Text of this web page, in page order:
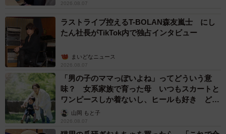
2026.08.07
ラストライブ控えるT-BOLAN森友嵐士 にし
たん社長がTikTok内で独占インタビュー
まいどなニュース
2026.08.07
「男の子のママっぽいよね」ってどういう意
味？ 女系家族で育った母 いつもスカートと
ワンピースしか着ないし、ヒールも好き どの
へんが…
山岡 もと子
2026.08.07